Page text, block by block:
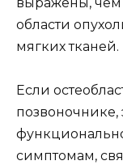
области
мягких тканей.
Если
позвоночнике,
симптомам,